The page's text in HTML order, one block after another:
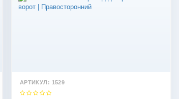
АРТИКУЛ: 1529